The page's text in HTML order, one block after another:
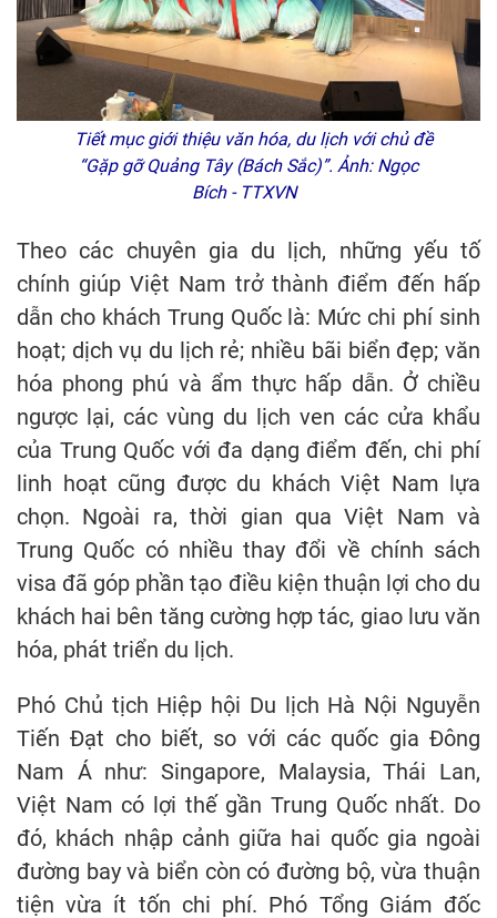
Tiết mục giới thiệu văn hóa, du lịch với chủ đề
“Gặp gỡ Quảng Tây (Bách Sắc)”. Ảnh: Ngọc
Bích - TTXVN
Theo các chuyên gia du lịch, những yếu tố
chính giúp Việt Nam trở thành điểm đến hấp
dẫn cho khách Trung Quốc là: Mức chi phí sinh
hoạt; dịch vụ du lịch rẻ; nhiều bãi biển đẹp; văn
hóa phong phú và ẩm thực hấp dẫn. Ở chiều
ngược lại, các vùng du lịch ven các cửa khẩu
của Trung Quốc với đa dạng điểm đến, chi phí
linh hoạt cũng được du khách Việt Nam lựa
chọn. Ngoài ra, thời gian qua Việt Nam và
Trung Quốc có nhiều thay đổi về chính sách
visa đã góp phần tạo điều kiện thuận lợi cho du
khách hai bên tăng cường hợp tác, giao lưu văn
hóa, phát triển du lịch.
Phó Chủ tịch Hiệp hội Du lịch Hà Nội Nguyễn
Tiến Đạt cho biết, so với các quốc gia Đông
Nam Á như: Singapore, Malaysia, Thái Lan,
Việt Nam có lợi thế gần Trung Quốc nhất. Do
đó, khách nhập cảnh giữa hai quốc gia ngoài
đường bay và biển còn có đường bộ, vừa thuận
tiện vừa ít tốn chi phí. Phó Tổng Giám đốc